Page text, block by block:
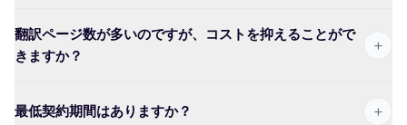
翻訳ページ数が多いのですが、コストを抑えることがで
きますか？
+
最低契約期間はありますか？ +